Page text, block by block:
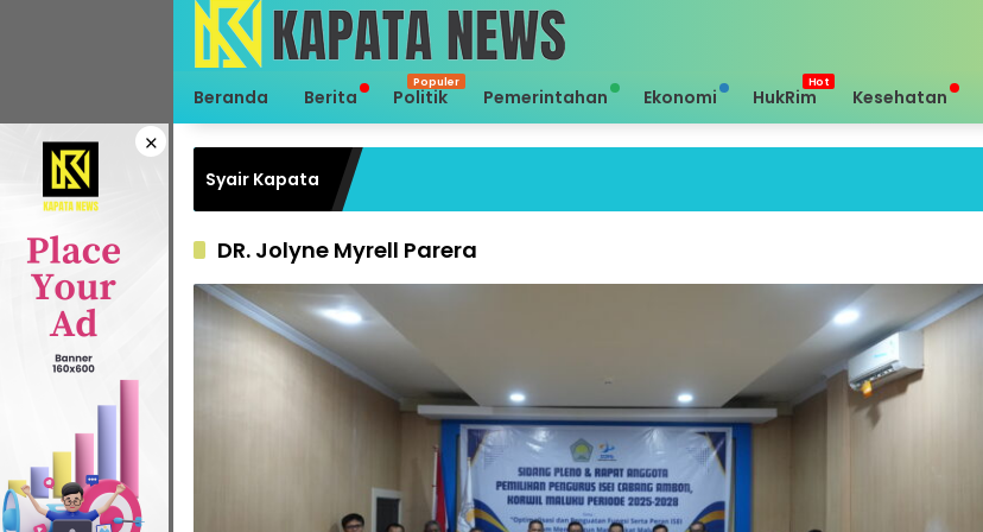
Beranda Berita Politik Pemerintahan Ekonomi HukRim Kesehatan
×
Syair Kapata
DR. Jolyne Myrell Parera